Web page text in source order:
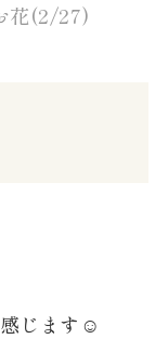
花(2/27)
じます☺️